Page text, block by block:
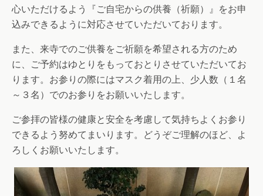
心いただけるよう『ご自宅からの供養（祈願）』をお申
込みできるように対応させていただいております。
また、来寺でのご供養をご祈願を希望される方のため
に、ご予約はゆとりをもっておとりさせていただいてお
ります。お参りの際にはマスク着用の上、少人数（１名
～３名）でのお参りをお願いいたします。
ご参拝の皆様の健康と安全を考慮して気持ちよくお参り
できるよう努めてまいります。どうぞご理解のほど、よ
ろしくお願いいたします。